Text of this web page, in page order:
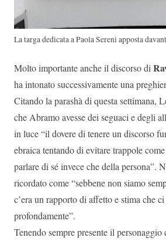
La targa dedicata a Paola Sereni apposta
Molto importante anche il discorso di
ha intonato successivamente una
Citando la parashà di questa settimana,
che Abramo avesse dei seguaci e degli
in luce “il dovere di tenere un discorso
ebraica tentando di evitare trappole
parlare di sé invece che della persona”.
ricordato come “sebbene non siamo
c’era un rapporto di affetto e stima che
profondamente”.
Tenendo sempre presente il